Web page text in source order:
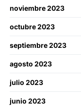
noviembre 2023
octubre 2023
septiembre 2023
agosto 2023
julio 2023
junio 2023